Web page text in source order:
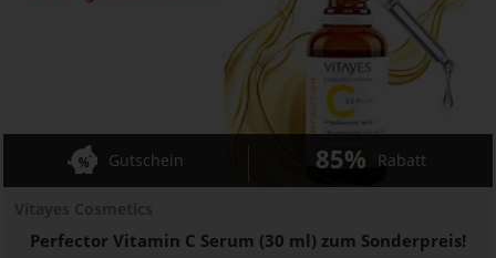
Perfector Vitamin C Serum (30 ml) zum Sonderpreis!
Gutschein 85% Rabatt